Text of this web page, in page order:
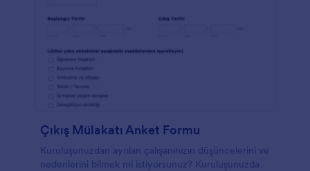
Çıkış Mülakatı Anket Formu
Kuruluşunuzdan ayrılan çalışanınızın düşüncelerini ve
nedenlerini bilmek mi istiyorsunuz? Kuruluşunuzda